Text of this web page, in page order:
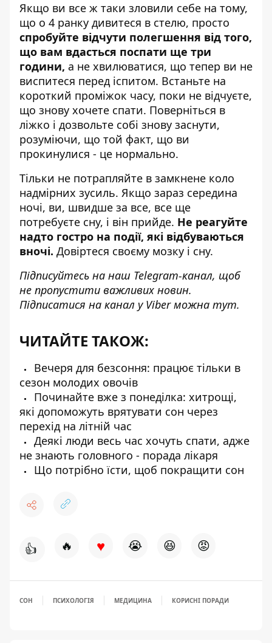
Якщо ви все ж таки зловили себе на тому,
що о 4 ранку дивитеся в стелю, просто
спробуйте відчути полегшення від того,
що вам вдасться поспати ще три
години, а не хвилюватися, що тепер ви не
виспитеся перед іспитом. Встаньте на
короткий проміжок часу, поки не відчуєте,
що знову хочете спати. Поверніться в
ліжко і дозвольте собі знову заснути,
розуміючи, що той факт, що ви
прокинулися - це нормально.
Тільки не потрапляйте в замкнене коло
надмірних зусиль. Якщо зараз середина
ночі, ви, швидше за все, все ще
потребуєте сну, і він прийде. Не реагуйте
надто гостро на події, які відбуваються
вночі. Довіртеся своєму мозку і сну.
Підписуйтесь на наш Telegram-канал, щоб
не пропустити важливих новин.
Підписатися на канал у Viber можна тут.
ЧИТАЙТЕ ТАКОЖ:
Вечеря для безсоння: працює тільки в
сезон молодих овочів
Починайте вже з понеділка: хитрощі,
які допоможуть врятувати сон через
перехід на літній час
Деякі люди весь час хочуть спати, адже
не знають головного - порада лікаря
Що потрібно їсти, щоб покращити сон
👍 🔥 ♥ 😭 😆 😡
СОН ПСИХОЛОГІЯ МЕДИЦИНА КОРИСНІ ПОРАДИ